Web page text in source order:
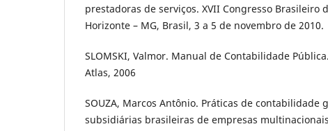
prestadoras de serviços. XVII Congresso Brasileiro
Horizonte – MG, Brasil, 3 a 5 de novembro de 2010.
SLOMSKI, Valmor. Manual de Contabilidade
Atlas, 2006
SOUZA, Marcos Antônio. Práticas de contabilidade
subsidiárias brasileiras de empresas